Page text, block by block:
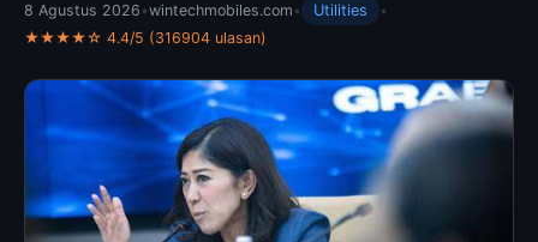
8 Agustus 2026 •wintechmobiles.com • Utilities
•
★★★★☆ 4.4/5 (316904 ulasan)